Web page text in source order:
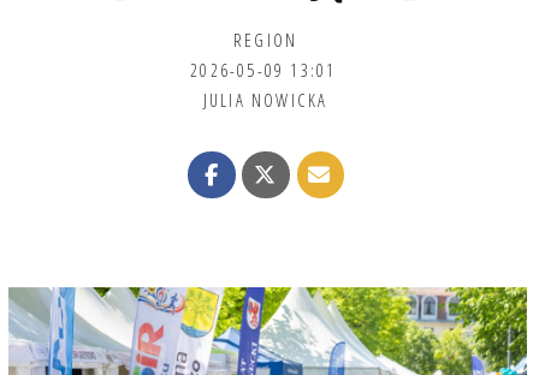
REGION
2026-05-09 13:01
JULIA NOWICKA